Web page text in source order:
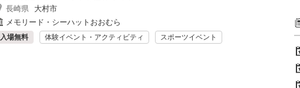
長崎県
大村市
メモリード・シーハットおおむら
入場無料 体験イベント・アクティビティ スポーツイベント